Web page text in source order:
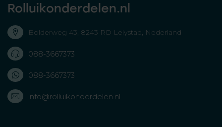
Rolluikonderdelen.nl
Bolderweg 43, 8243 RD Lelystad, Nederland
088-3667373
088-3667373
info@rolluikonderdelen.nl